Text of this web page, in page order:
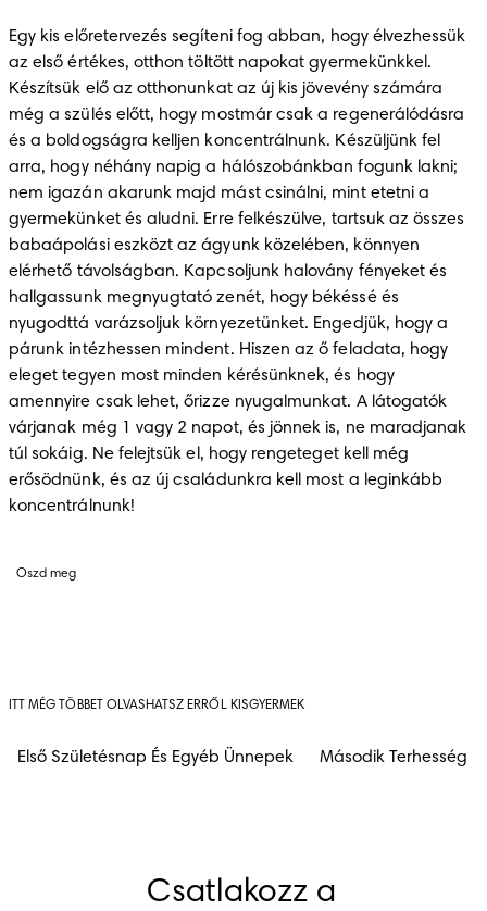
Egy kis előretervezés segíteni fog abban, hogy élvezhessük
az első értékes, otthon töltött napokat gyermekünkkel.
Készítsük elő az otthonunkat az új kis jövevény számára
még a szülés előtt, hogy mostmár csak a regenerálódásra
és a boldogságra kelljen koncentrálnunk. Készüljünk fel
arra, hogy néhány napig a hálószobánkban fogunk lakni;
nem igazán akarunk majd mást csinálni, mint etetni a
gyermekünket és aludni. Erre felkészülve, tartsuk az összes
babaápolási eszközt az ágyunk közelében, könnyen
elérhető távolságban. Kapcsoljunk halovány fényeket és
hallgassunk megnyugtató zenét, hogy békéssé és
nyugodttá varázsoljuk környezetünket. Engedjük, hogy a
párunk intézhessen mindent. Hiszen az ő feladata, hogy
eleget tegyen most minden kérésünknek, és hogy
amennyire csak lehet, őrizze nyugalmunkat. A látogatók
várjanak még 1 vagy 2 napot, és jönnek is, ne maradjanak
túl sokáig. Ne felejtsük el, hogy rengeteget kell még
erősödnünk, és az új családunkra kell most a leginkább
koncentrálnunk!
Oszd meg
ITT MÉG TÖBBET OLVASHATSZ ERRŐL KISGYERMEK
Első Születésnap És Egyéb Ünnepek Második Terhesség
Csatlakozz a